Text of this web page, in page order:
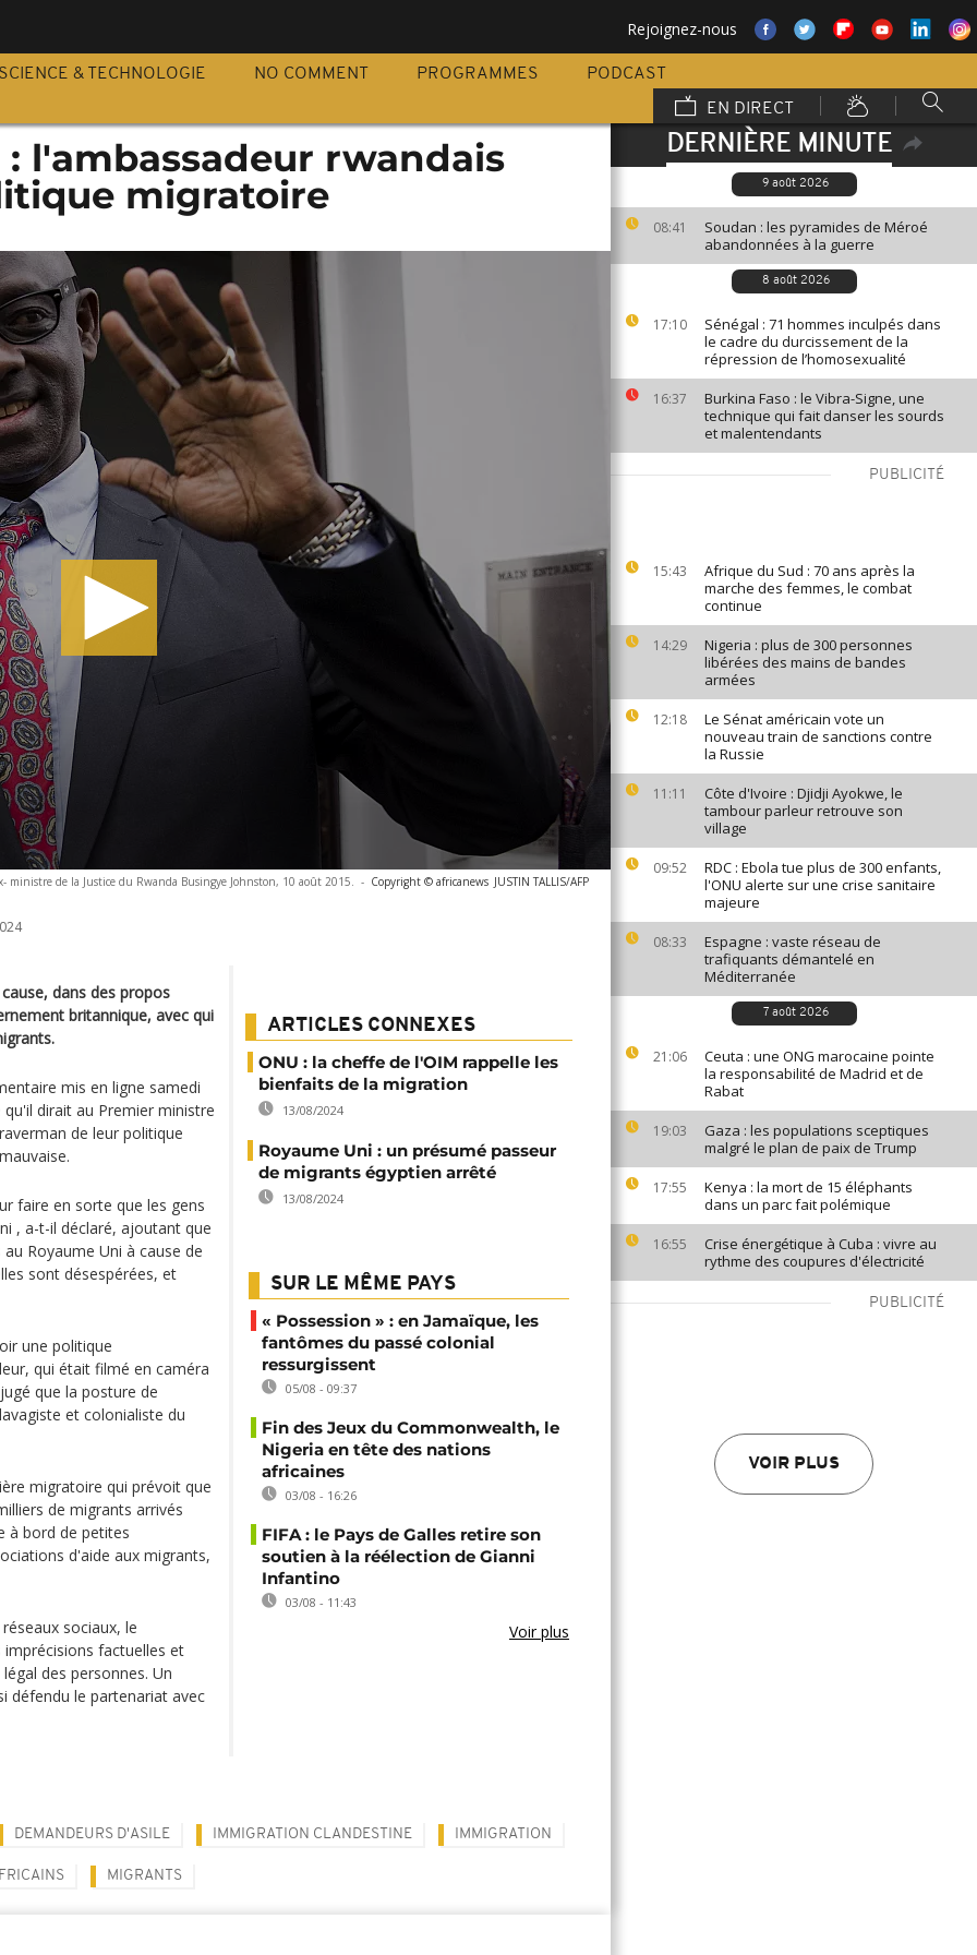
Rejoignez-nous
SCIENCE & TECHNOLOGIE NO COMMENT PROGRAMMES
PODCAST
EN DIRECT
DERNIÈRE MINUTE
9 août 2026
08:41
Soudan : les pyramides de Méroé
abandonnées à la guerre
8 août 2026
17:10
Sénégal : 71 hommes inculpés dans
le cadre du durcissement de la
répression de l’homosexualité
16:37
Burkina Faso : le Vibra-Signe, une
technique qui fait danser les sourds
et malentendants
PUBLICITÉ
15:43
Afrique du Sud : 70 ans après la
marche des femmes, le combat
continue
14:29
Nigeria : plus de 300 personnes
libérées des mains de bandes
armées
12:18
Le Sénat américain vote un
nouveau train de sanctions contre
la Russie
11:11
Côte d'Ivoire : Djidji Ayokwe, le
tambour parleur retrouve son
village
09:52
RDC : Ebola tue plus de 300 enfants,
l'ONU alerte sur une crise sanitaire
majeure
08:33
Espagne : vaste réseau de
trafiquants démantelé en
Méditerranée
7 août 2026
21:06
Ceuta : une ONG marocaine pointe
la responsabilité de Madrid et de
Rabat
19:03
Gaza : les populations sceptiques
malgré le plan de paix de Trump
17:55
Kenya : la mort de 15 éléphants
dans un parc fait polémique
16:55
Crise énergétique à Cuba : vivre au
rythme des coupures d'électricité
PUBLICITÉ
VOIR PLUS
: l'ambassadeur rwandais
migratoire
ministre de la Justice du Rwanda Busingye Johnston, 10 août 2015. - Copyright © africanews JUSTIN TALLIS/AFP
dans des propos
britannique, avec qui
mis en ligne samedi
dirait au Premier ministre
de leur politique
faire en sorte que les gens
, a-t-il déclaré, ajoutant que
Royaume Uni à cause de
sont désespérées, et
une politique
qui était filmé en caméra
que la posture de
et colonialiste du
migratoire qui prévoit que
de migrants arrivés
à bord de petites
d'aide aux migrants,
sociaux, le
factuelles et
des personnes. Un
défendu le partenariat avec
ARTICLES CONNEXES
ONU : la cheffe de l'OIM rappelle les
bienfaits de la migration
13/08/2024
Royaume Uni : un présumé passeur
de migrants égyptien arrêté
13/08/2024
SUR LE MÊME PAYS
« Possession » : en Jamaïque, les
fantômes du passé colonial
ressurgissent
05/08 - 09:37
Fin des Jeux du Commonwealth, le
Nigeria en tête des nations
africaines
03/08 - 16:26
FIFA : le Pays de Galles retire son
soutien à la réélection de Gianni
Infantino
03/08 - 11:43
Voir plus
DEMANDEURS D'ASILE IMMIGRATION CLANDESTINE IMMIGRATION
MIGRANTS